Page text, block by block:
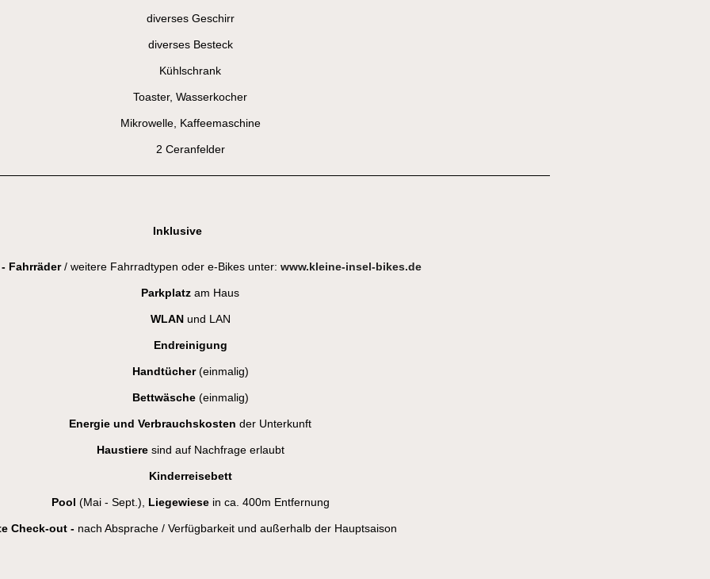
diverses Geschirr
diverses Besteck
Kühlschrank
Toaster, Wasserkocher
Mikrowelle, Kaffeemaschine
2 Ceranfelder
Inklusive
Fahrräder/ weitere Fahrradtypen oder e-Bikes unter: www.kleine-insel-bikes.de
Parkplatz am Haus
WLANund LAN
Endreinigung
Handtücher(einmalig)
Bettwäsche(einmalig)
Energie und Verbrauchskosten der Unterkunft
Haustieresind auf Nachfrage erlaubt
Kinderreisebett
Pool (Mai - Sept.), Liegewiesein ca. 400m Entfernung
Check-out - nach Absprache / Verfügbarkeit und außerhalb der Hauptsaison